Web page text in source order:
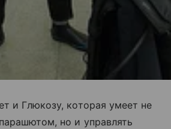
и Глюкозу, которая умеет не
но и управлять